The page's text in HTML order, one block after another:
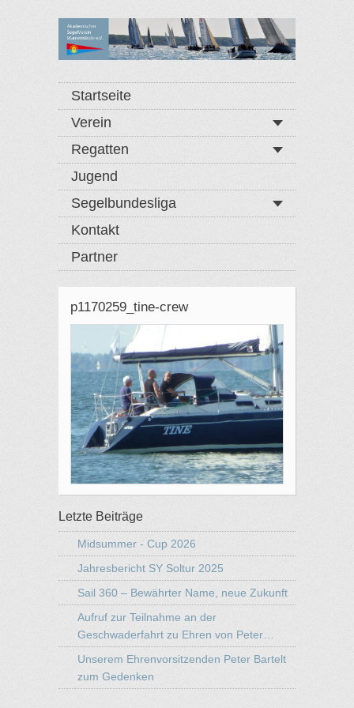
Startseite
Verein
Regatten
Jugend
Segelbundesliga
Kontakt
Partner
p1170259_tine-crew
Letzte Beiträge
Midsummer - Cup 2026
Jahresbericht SY Soltur 2025
Sail 360 – Bewährter Name, neue Zukunft
Aufruf zur Teilnahme an der
Geschwaderfahrt zu Ehren von Peter…
Unserem Ehrenvorsitzenden Peter Bartelt
zum Gedenken